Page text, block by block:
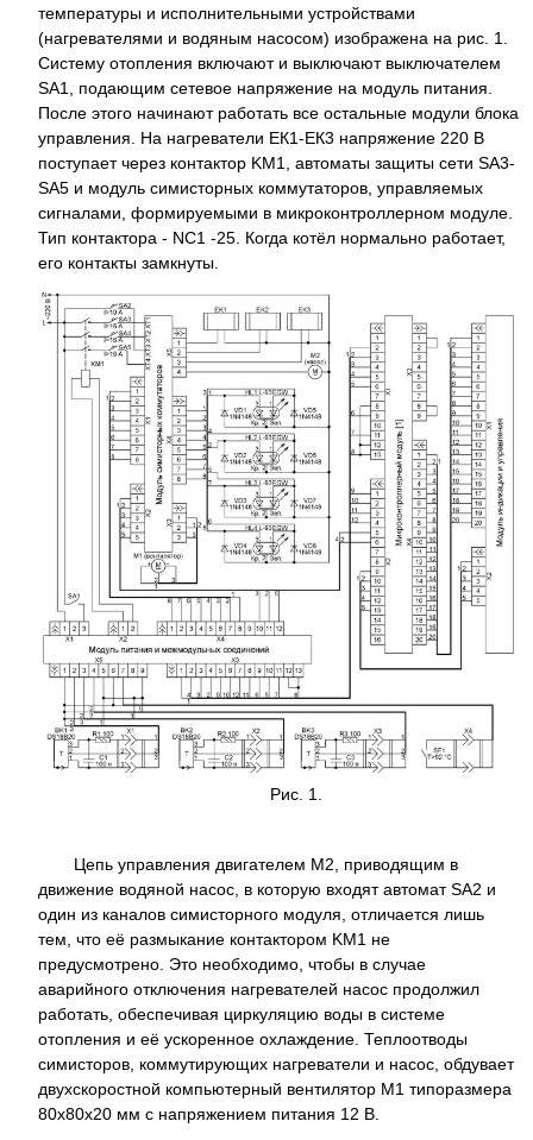
температуры и исполнительными устройствами
(нагревателями и водяным насосом) изображена на рис. 1.
Систему отопления включают и выключают выключателем
SA1, подающим сетевое напряжение на модуль питания.
После этого начинают работать все остальные модули блока
управления. На нагреватели ЕК1-ЕК3 напряжение 220 В
поступает через контактор KM1, автоматы защиты сети SA3-
SA5 и модуль симисторных коммутаторов, управляемых
сигналами, формируемыми в микроконтроллерном модуле.
Тип контактора - NC1 -25. Когда котёл нормально работает,
его контакты замкнуты.
Рис. 1.
Цепь управления двигателем M2, приводящим в
движение водяной насос, в которую входят автомат SA2 и
один из каналов симисторного модуля, отличается лишь
тем, что её размыкание контактором KM1 не
предусмотрено. Это необходимо, чтобы в случае
аварийного отключения нагревателей насос продолжил
работать, обеспечивая циркуляцию воды в системе
отопления и её ускоренное охлаждение. Теплоотводы
симисторов, коммутирующих нагреватели и насос, обдувает
двухскоростной компьютерный вентилятор M1 типоразмера
80x80x20 мм с напряжением питания 12 В.